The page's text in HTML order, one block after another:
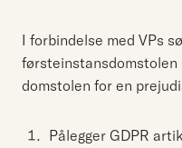
I forbindelse med VPs
førsteinstansdomstolen
domstolen for en
Pålegger GDPR